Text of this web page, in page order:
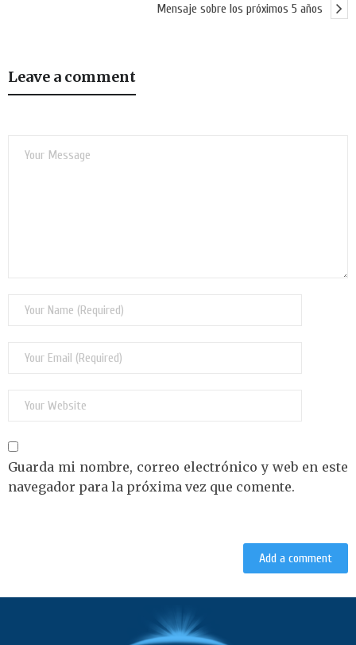
Mensaje sobre los próximos 5 años
Leave a comment
Guarda mi nombre, correo electrónico y web en este
navegador para la próxima vez que comente.